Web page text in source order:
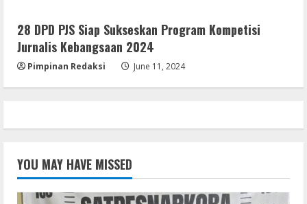
28 DPD PJS Siap Sukseskan Program Kompetisi
Jurnalis Kebangsaan 2024
Pimpinan Redaksi June 11, 2024
YOU MAY HAVE MISSED